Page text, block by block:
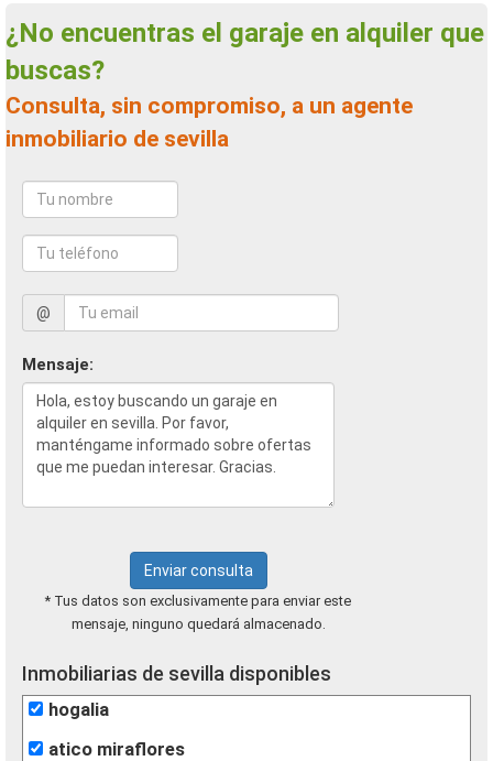
¿No encuentras el garaje en alquiler que
buscas?
Consulta, sin compromiso, a un agente
inmobiliario de sevilla
@
Mensaje:
Enviar consulta
* Tus datos son exclusivamente para enviar este
mensaje, ninguno quedará almacenado.
Inmobiliarias de sevilla disponibles
hogalia
atico miraflores